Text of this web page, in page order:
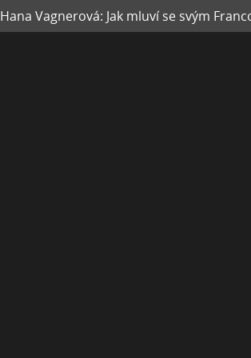
Hana Vagnerová: Jak mluví se svým